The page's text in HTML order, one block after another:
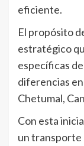
eficiente.
El propósito
estratégico
específicas
diferencias
Chetumal,
Con esta
un transporte